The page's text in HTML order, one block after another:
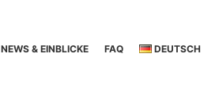
NEWS & EINBLICKE FAQ DEUTSCH